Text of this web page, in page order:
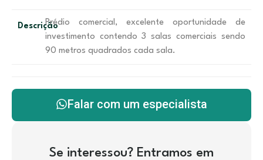
DescriçãoPrédio comercial, excelente oportunidade de
investimento contendo 3 salas comerciais sendo
90 metros quadrados cada sala.
Falar com um especialista
Se interessou? Entramos em